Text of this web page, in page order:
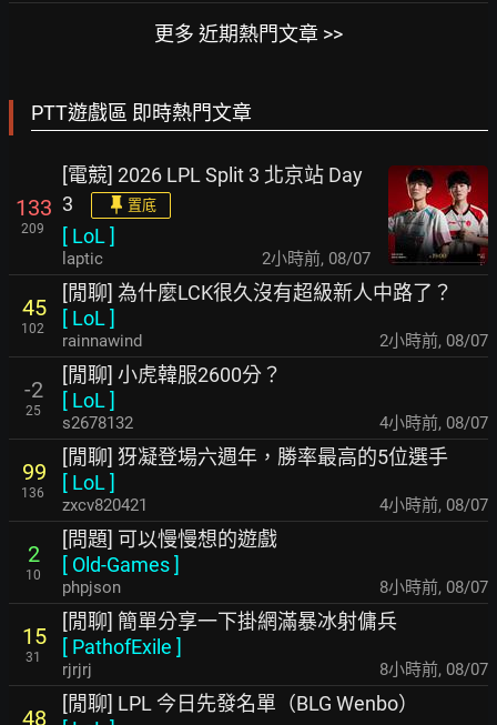
更多 近期熱門文章 >>
PTT遊戲區 即時熱門文章
133
209
[電競] 2026 LPL Split 3 北京站 Day
3
置底
[ LoL ]
laptic 2小時前, 08/07
45
102
[閒聊] 為什麼LCK很久沒有超級新人中路了？
[ LoL ]
rainnawind 2小時前, 08/07
-2
25
[閒聊] 小虎韓服2600分？
[ LoL ]
s2678132 4小時前, 08/07
99
136
[閒聊] 犽凝登場六週年，勝率最高的5位選手
[ LoL ]
zxcv820421 4小時前, 08/07
2
10
[問題] 可以慢慢想的遊戲
[ Old-Games]
phpjson 8小時前, 08/07
15
31
[閒聊] 簡單分享一下掛網滿暴冰射傭兵
[ PathofExile ]
rjrjrj 8小時前, 08/07
48
[閒聊] LPL 今日先發名單（BLG Wenbo）